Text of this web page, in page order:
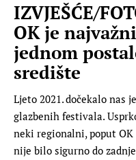
IZVJEŠĆE/
OK je
jednom
središte
Ljeto 2021. dočekalo nas
glazbenih festivala.
neki regionalni, poput
nije bilo sigurno do